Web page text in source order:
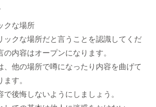
クな場所
クな場所だと言うことを認識してくだ
内容はオープンになります。
他の場所で噂になったり内容を曲げて
す。
後悔しないようにしましょう。